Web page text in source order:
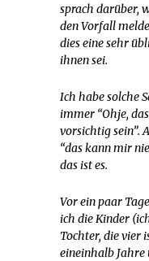
sprach darüber,
den Vorfall
dies eine sehr
ihnen sei.
Ich habe solche
immer “Ohje,
vorsichtig sein”.
“das kann mir
das ist es.
Vor ein paar
ich die Kinder
Tochter, die vier
eineinhalb Jahre